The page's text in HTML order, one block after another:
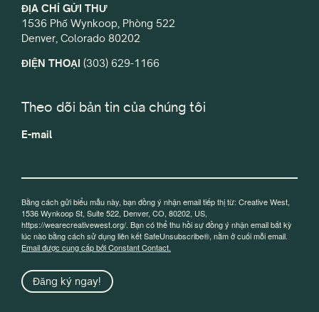
ĐỊA CHỈ GỬI THƯ
1536 Phố Wynkoop, Phòng 522
Denver, Colorado 80202
ĐIỆN THOẠI (303) 629-1166
Theo dõi bản tin của chúng tôi
E-mail
Bằng cách gửi biểu mẫu này, bạn đồng ý nhận email tiếp thị từ: Creative West,
1536 Wynkoop St, Suite 522, Denver, CO, 80202, US,
https://wearecreativewest.org/. Bạn có thể thu hồi sự đồng ý nhận email bất kỳ
lúc nào bằng cách sử dụng liên kết SafeUnsubscribe®, nằm ở cuối mỗi email.
Email được cung cấp bởi Constant Contact.
Đăng ký ngay!